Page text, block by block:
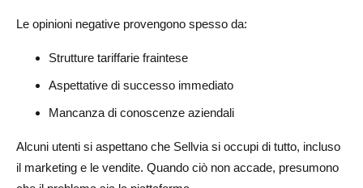
Le opinioni negative provengono spesso da:
Strutture tariffarie fraintese
Aspettative di successo immediato
Mancanza di conoscenze aziendali
Alcuni utenti si aspettano che Sellvia si occupi di tutto, incluso
il marketing e le vendite. Quando ciò non accade, presumono